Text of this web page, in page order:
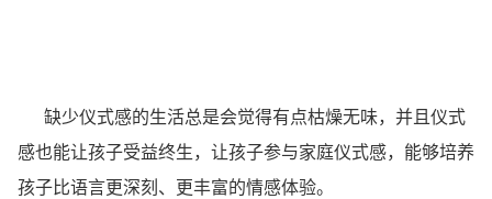
缺少仪式感的生活总是会觉得有点枯燥无味，并且仪式
感也能让孩子受益终生，让孩子参与家庭仪式感，能够培养
孩子比语言更深刻、更丰富的情感体验。